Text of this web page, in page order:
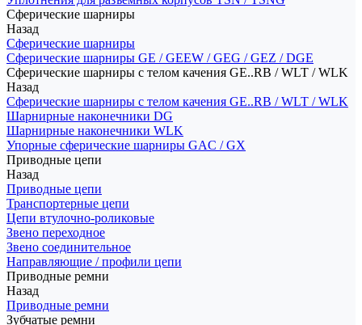
Сферические шарниры
Назад
Сферические шарниры
Сферические шарниры GE / GEEW / GEG / GEZ / DGE
Сферические шарниры с телом качения GE..RB / WLT / WLK
Назад
Сферические шарниры с телом качения GE..RB / WLT / WLK
Шарнирные наконечники DG
Шарнирные наконечники WLK
Упорные сферические шарниры GAC / GX
Приводные цепи
Назад
Приводные цепи
Транспортерные цепи
Цепи втулочно-роликовые
Звено переходное
Звено соединительное
Направляющие / профили цепи
Приводные ремни
Назад
Приводные ремни
Зубчатые ремни